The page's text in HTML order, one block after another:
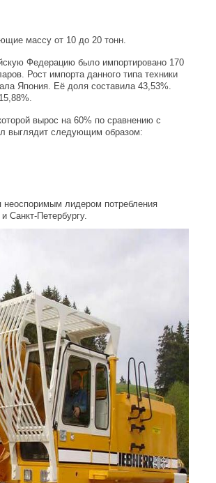
массу от 10 до 20 тонн.
Федерацию было импортировано 170
Рост импорта данного типа техники
Япония. Её доля составила 43,53%.
вырос на 60% по сравнению с
выглядит следующим образом:
неоспоримым лидером потребления
Санкт-Петербургу.